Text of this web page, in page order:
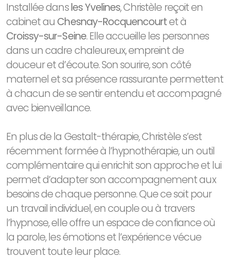
Installée dansles Yvelines, Christèle reçoit en
cabinet au Chesnay-Rocquencourtet à
Croissy-sur-Seine. Elle accueille les personnes
dans un cadre chaleureux, empreint de
douceur et d’écoute. Son sourire, son côté
maternel et sa présence rassurante permettent
à chacun de se sentir entendu et accompagné
avec bienveillance.
En plus de la Gestalt-thérapie, Christèle s’est
récemment formée à l’hypnothérapie, un outil
complémentaire qui enrichit son approche et lui
permet d’adapter son accompagnement aux
besoins de chaque personne. Que ce soit pour
un travail individuel, en couple ou à travers
l’hypnose, elle offre un espace de confiance où
la parole, les émotions et l’expérience vécue
trouvent toute leur place.